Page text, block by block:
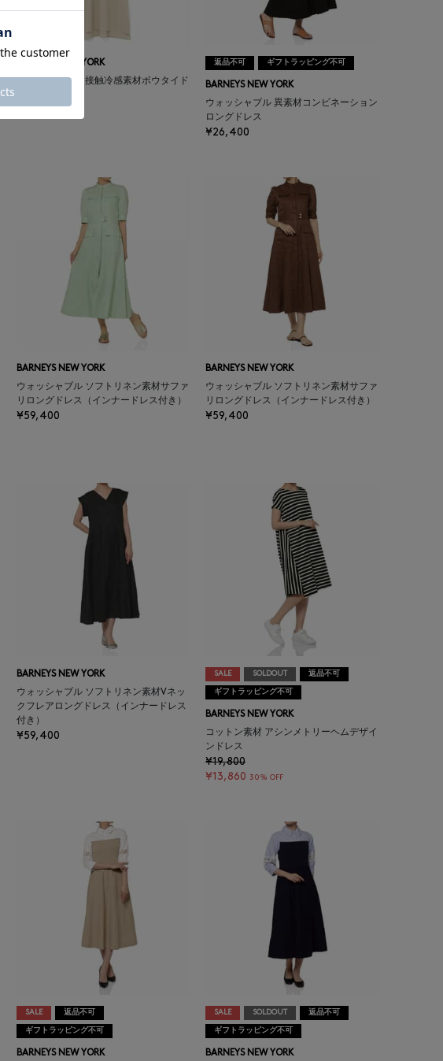
BARNEYS NEW YORK
ウォッシャブル 接触冷感素材ボウタイド
返品不可 ギフトラッピング不可
BARNEYS NEW YORK
ウォッシャブル 異素材コンビネーション
ロングドレス
¥26,400
BARNEYS NEW YORK
ウォッシャブル ソフトリネン素材サファ
リロングドレス（インナードレス付き）
¥59,400
BARNEYS NEW YORK
ウォッシャブル ソフトリネン素材サファ
リロングドレス（インナードレス付き）
¥59,400
BARNEYS NEW YORK
ウォッシャブル ソフトリネン素材Vネッ
クフレアロングドレス（インナードレス
付き）
¥59,400
SALE SOLDOUT 返品不可
ギフトラッピング不可
BARNEYS NEW YORK
コットン素材 アシンメトリーヘムデザイ
ンドレス
¥19,800
¥13,860 30% OFF
SALE 返品不可
ギフトラッピング不可
BARNEYS NEW YORK
SALE SOLDOUT 返品不可
ギフトラッピング不可
BARNEYS NEW YORK